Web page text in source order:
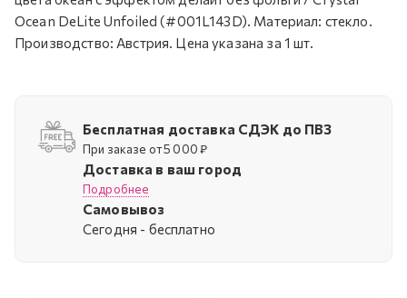
Ocean DeLite Unfoiled (#001L143D). Материал: стекло.
Производство: Австрия. Цена указана за 1 шт.
Бесплатная доставка СДЭК до ПВЗ
При заказе от 5 000 ₽
Доставка в ваш город
Подробнее
Самовывоз
Cегодня - бесплатно